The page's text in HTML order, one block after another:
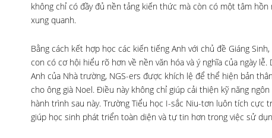
không chỉ có đầy đủ nền tảng kiến thức mà còn có một tâm
xung quanh.
Bằng cách kết hợp học các kiến tiếng Anh với chủ đề Giáng
con có cơ hội hiểu rõ hơn về nền văn hóa và ý nghĩa của ngày
Anh của Nhà trường, NGS-ers được khích lệ để thể hiện bản
cho ông già Noel. Điều này không chỉ giúp cải thiện kỹ năng
hành trình sau này. Trường Tiểu học I-sắc Niu-tơn luôn tích cực
giúp học sinh phát triển toàn diện và tự tin hơn trong việc sử